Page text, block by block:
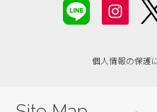
2019年03月
個人情報の保護